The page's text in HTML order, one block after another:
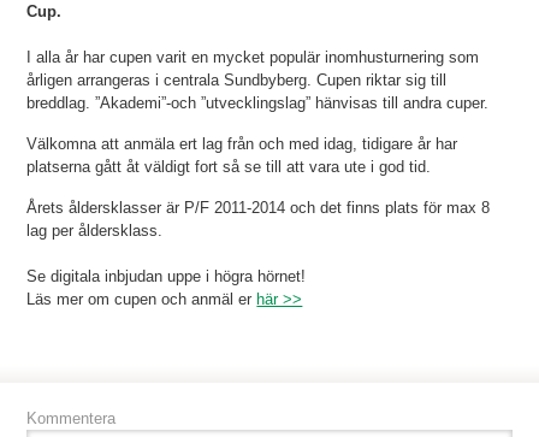
Cup.
I alla år har cupen varit en mycket populär inomhusturnering som
årligen arrangeras i centrala Sundbyberg. Cupen riktar sig till
breddlag. ”Akademi”-och ”utvecklingslag” hänvisas till andra cuper.
Välkomna att anmäla ert lag från och med idag, tidigare år har
platserna gått åt väldigt fort så se till att vara ute i god tid.
Årets åldersklasser är P/F 2011-2014 och det finns plats för max 8
lag per åldersklass.
Se digitala inbjudan uppe i högra hörnet!
Läs mer om cupen och anmäl erhär >>
Kommentera